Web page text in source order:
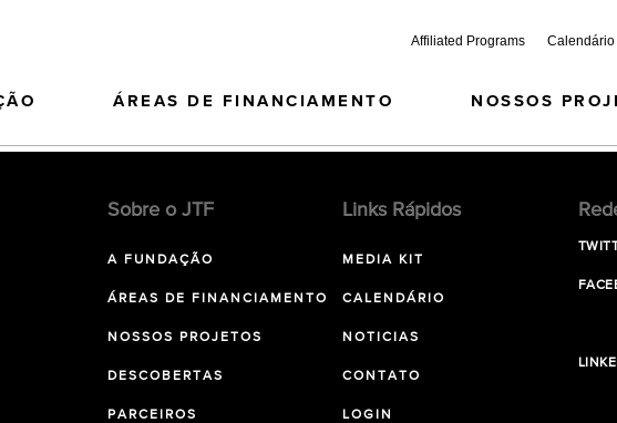
Affiliated Programs Calendário
ÁREAS DE FINANCIAMENTO NOSSOS
Sobre o JTF
A FUNDAÇÃO
ÁREAS DE FINANCIAMENTO
NOSSOS PROJETOS
DESCOBERTAS
PARCEIROS
Links Rápidos
MEDIA KIT
CALENDÁRIO
NOTICIAS
CONTATO
LOGIN